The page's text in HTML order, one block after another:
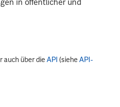
in öffentlicher und
auch über dieAPI (sieheAPI-